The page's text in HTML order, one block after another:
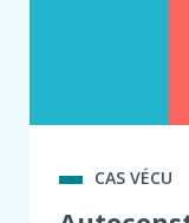
CAS VÉCU